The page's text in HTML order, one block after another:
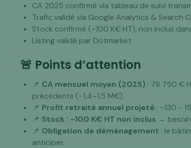
CA 2025 confirmé via tableau de suivi
Trafic validé via Google Analytics & Search
Stock confirmé (~100 K€ HT), non inclus dans
Listing validé par Dotmarket
🚨 Points d’attention
📌 CA mensuel moyen (2025) : 78 750 €
précédents (~1,4–1,5 M€).
📌 Profit retraité annuel projeté : ~130 -
📌 Stock : ~100 K€ HT non inclus → besoin
📌 Obligation de déménagement : le
anticiper.